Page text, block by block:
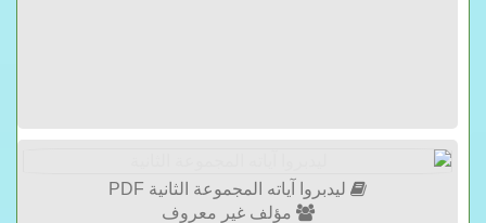
ليدبروا آياته المجموعة الثانية PDF
مؤلف غير معروف